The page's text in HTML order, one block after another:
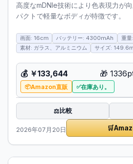
高度なmDNIe技術により色表現力が
パクトで軽量なボディが特徴です。
画面: 16cm バッテリー: 4300mAh 重
素材: ガラス、アルミニウム
サイズ:
💰 ￥133,644 🎁
Amazon直販 在庫あり。
⚖️比較
2026年07月20日 🛒